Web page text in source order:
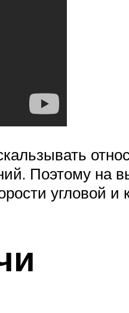
Поэтому на
угловой и